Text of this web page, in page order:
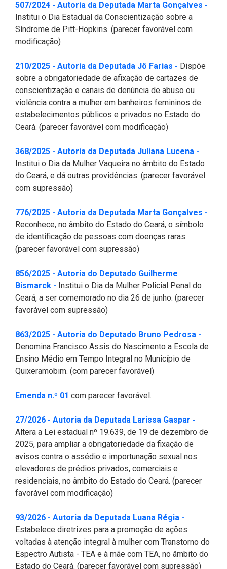
507/2024 - Autoria da Deputada Marta Gonçalves -
Institui o Dia Estadual da Conscientização sobre a
Síndrome de Pitt-Hopkins. (parecer favorável com
modificação)
210/2025 - Autoria da Deputada Jô Farias - (Abre em
Dispõe
sobre a obrigatoriedade de afixação de cartazes de
conscientização e canais de denúncia de abuso ou
violência contra a mulher em banheiros femininos de
estabelecimentos públicos e privados no Estado do
Ceará. (parecer favorável com modificação)
368/2025 - Autoria da Deputada Juliana Lucena -
Institui o Dia da Mulher Vaqueira no âmbito do Estado
do Ceará, e dá outras providências. (parecer favorável
com supressão)
776/2025 - Autoria da Deputada Marta Gonçalves -
Reconhece, no âmbito do Estado do Ceará, o símbolo
de identificação de pessoas com doenças raras.
(parecer favorável com supressão)
856/2025 - Autoria do Deputado Guilherme
Bismarck - (Abre em nova janela)
Institui o Dia da Mulher Policial Penal do
Ceará, a ser comemorado no dia 26 de junho. (parecer
favorável com supressão)
863/2025 - Autoria do Deputado Bruno Pedrosa -
Denomina Francisco Assis do Nascimento a Escola de
Ensino Médio em Tempo Integral no Município de
Quixeramobim. (com parecer favorável)
Emenda n.º 01 (Abre em nova janela)
com parecer favorável.
27/2026 - Autoria da Deputada Larissa Gaspar -
Altera a Lei estadual nº 19.639, de 19 de dezembro de
2025, para ampliar a obrigatoriedade da fixação de
avisos contra o assédio e importunação sexual nos
elevadores de prédios privados, comerciais e
residenciais, no âmbito do Estado do Ceará. (parecer
favorável com modificação)
93/2026 - Autoria da Deputada Luana Régia -
Estabelece diretrizes para a promoção de ações
voltadas à atenção integral à mulher com Transtorno do
Espectro Autista - TEA e à mãe com TEA, no âmbito do
Estado do Ceará. (parecer favorável com supressão)